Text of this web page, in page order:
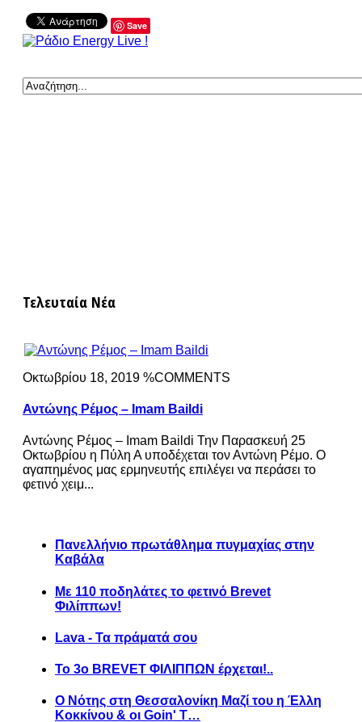
Save
Τελευταία Νέα
Οκτωβρίου 18, 2019 %COMMENTS
Αντώνης Ρέμος – Imam Baildi
Αντώνης Ρέμος – Imam Baildi Την Παρασκευή 25
Οκτωβρίου η Πύλη Α υποδέχεται τον Αντώνη Ρέμο. Ο
αγαπημένος μας ερμηνευτής επιλέγει να περάσει το
φετινό χειμ...
Πανελλήνιο πρωτάθλημα πυγμαχίας στην
Καβάλα
Με 110 ποδηλάτες το φετινό Brevet
Φιλίππων!
Lava - Τα πράματά σου
Το 3ο BREVET ΦΙΛΙΠΠΩΝ έρχεται!..
Ο Νότης στη Θεσσαλονίκη Μαζί του η Έλλη
Κοκκίνου & οι Goin' T…